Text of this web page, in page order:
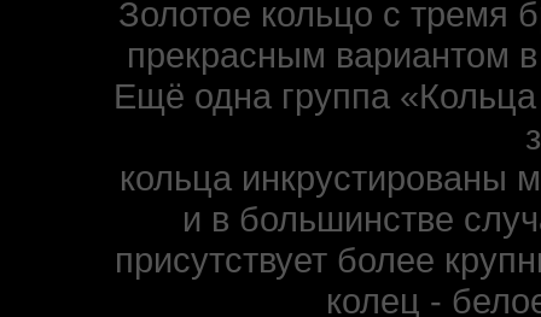
Золотое кольцо с тремя
прекрасным вариантом
Ещё одна группа
кольца инкрустированы
и в большинстве
присутствует более
колец -